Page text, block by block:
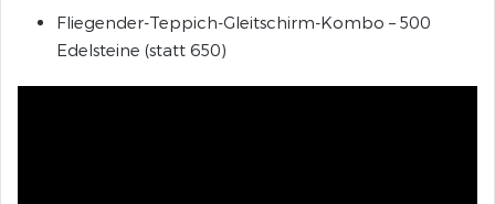
Fliegender-Teppich-Gleitschirm-Kombo – 500
Edelsteine (statt 650)